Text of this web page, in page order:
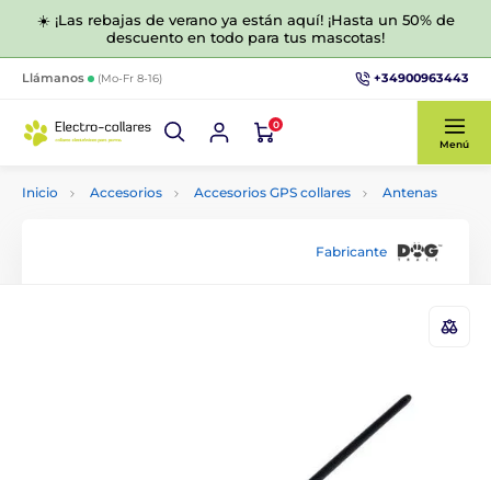
☀️ ¡Las rebajas de verano ya están aquí! ¡Hasta un 50% de
descuento en todo para tus mascotas!
Llámanos (Mo-Fr 8-16) +34900963443
0
Menú
Inicio Accesorios Accesorios GPS collares Antenas
Fabricante